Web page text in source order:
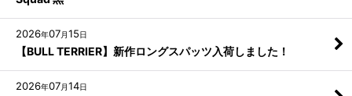
2026年07月15日
【BULL TERRIER】新作ロングスパッツ入荷しました！
2026年07月14日